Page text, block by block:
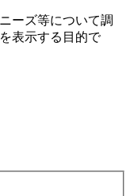
ーズ等について調
表⽰する⽬的で